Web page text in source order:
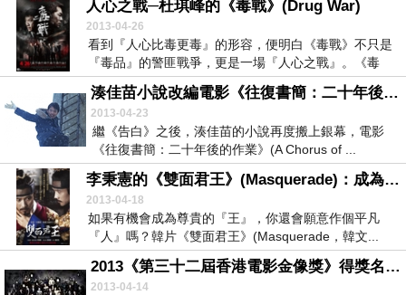
人心之戰─杜琪峰的《毒戰》(Drug War)
2013-04-26
看到『人心比毒更毒』的形容，便明白《毒戰》不只是
『毒品』的警匪戰爭，更是一場『人心之戰』。《毒
戰》(...
湊佳苗小說改編電影《往復書簡：二十年後的作業》(A Chorus of Angels 北方的金絲雀)
2013-04-23
繼《告白》之後，湊佳苗的小說再度搬上銀幕，電影
《往復書簡：二十年後的作業》(A Chorus of ...
李秉憲的《雙面君王》(Masquerade)：成為王的15天
2013-04-18
如果有機會成為尊貴的『王』，你還會願意作個平凡
『人』嗎？韓片《雙面君王》(Masquerade，韓文...
2013《第三十二屆香港電影金像獎》得獎名單小記
2013-04-14